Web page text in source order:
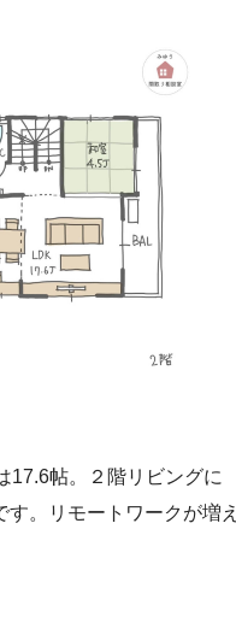
17.6帖。２階リビングに
。リモートワークが増え